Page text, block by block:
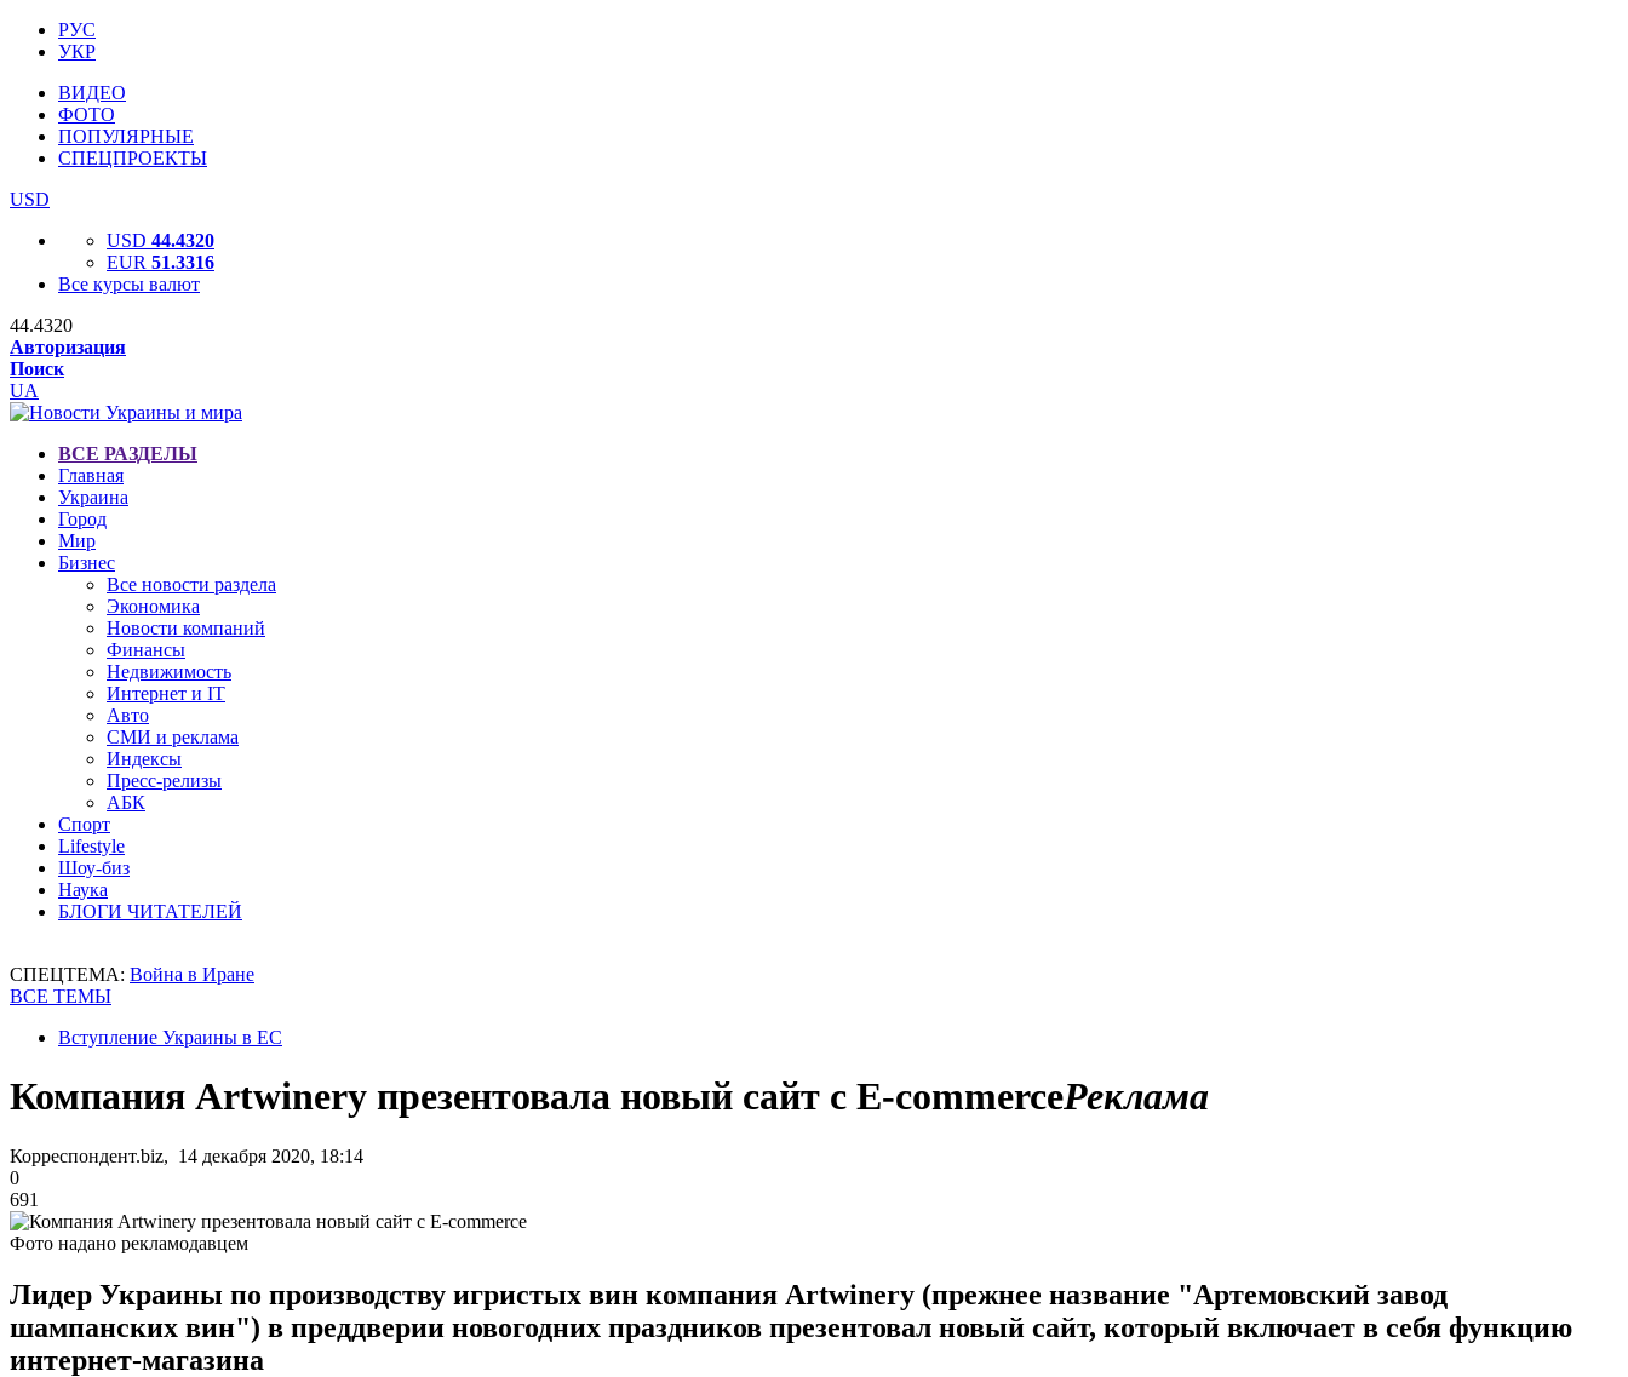
РУС
УКР
ВИДЕО
ФОТО
ПОПУЛЯРНЫЕ
СПЕЦПРОЕКТЫ
USD
USD 44.4320
EUR 51.3316
Все курсы валют
44.4320
Авторизация
Поиск
UA
ВСЕ РАЗДЕЛЫ
Главная
Украина
Город
Мир
Бизнес
Все новости раздела
Экономика
Новости компаний
Финансы
Недвижимость
Интернет и IT
Авто
СМИ и реклама
Индексы
Пресс-релизы
АБК
Спорт
Lifestyle
Шоу-биз
Наука
БЛОГИ ЧИТАТЕЛЕЙ
СПЕЦТЕМА: Война в Иране
ВСЕ ТЕМЫ
Вступление Украины в ЕС
Компания Artwinery презентовала новый сайт с E-commerceРеклама
Корреспондент.biz, 14 декабря 2020, 18:14
0
691
Фото надано рекламодавцем
Лидер Украины по производству игристых вин компания Artwinery (прежнее название "Артемовский завод
шампанских вин") в преддверии новогодних праздников презентовал новый сайт, который включает в себя функцию
интернет-магазина